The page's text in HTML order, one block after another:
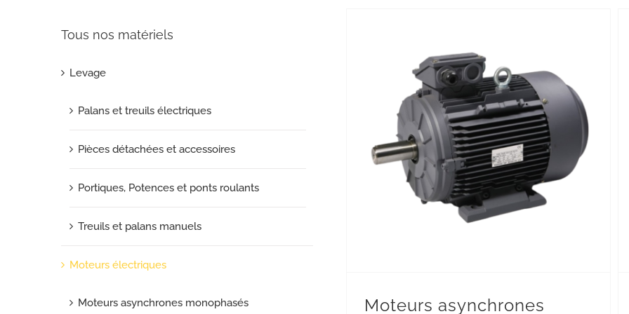
Tous nos matériels
Levage
Palans et treuils électriques
Pièces détachées et accessoires
Portiques, Potences et ponts roulants
Treuils et palans manuels
Moteurs électriques
Moteurs asynchrones monophasés
Moteurs asynchrones